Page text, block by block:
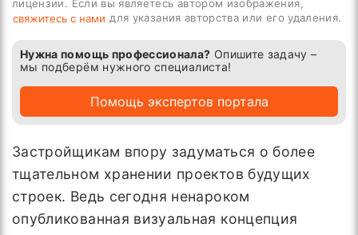
лицензии. Если вы являетесь автором изображения,
свяжитесь с нами для указания авторства или его удаления.
Нужна помощь профессионала? Опишите задачу –
мы подберём нужного специалиста!
Помощь экспертов портала
Застройщикам впору задуматься о более
тщательном хранении проектов будущих
строек. Ведь сегодня ненароком
опубликованная визуальная концепция